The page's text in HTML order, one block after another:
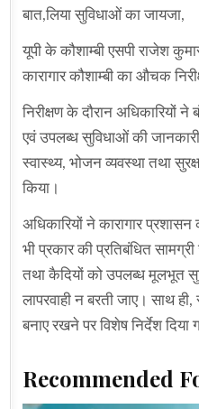
बात,लिया सुविधाओं का जायजा,
यूपी के कौशाम्बी एसपी राजेश
कारागार कौशाम्बी का औचक
निरीक्षण के दौरान अधिकारियों
एवं उपलब्ध सुविधाओं की
स्वास्थ्य, भोजन व्यवस्था तथा
किया।
अधिकारियों ने कारागार प्रशासन
भी प्रकार की प्रतिबंधित
तथा कैदियों को उपलब्ध मूलभूत
लापरवाही न बरती जाए। साथ
बनाए रखने पर विशेष निर्देश दिया
Recommended